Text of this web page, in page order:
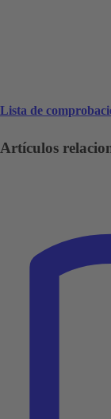
Lista de
Artículos